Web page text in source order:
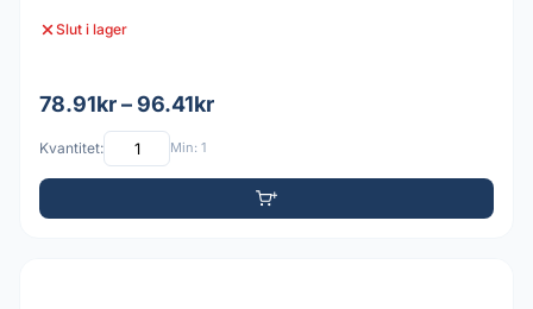
Slut i lager
78.91kr – 96.41kr
Kvantitet: Min: 1